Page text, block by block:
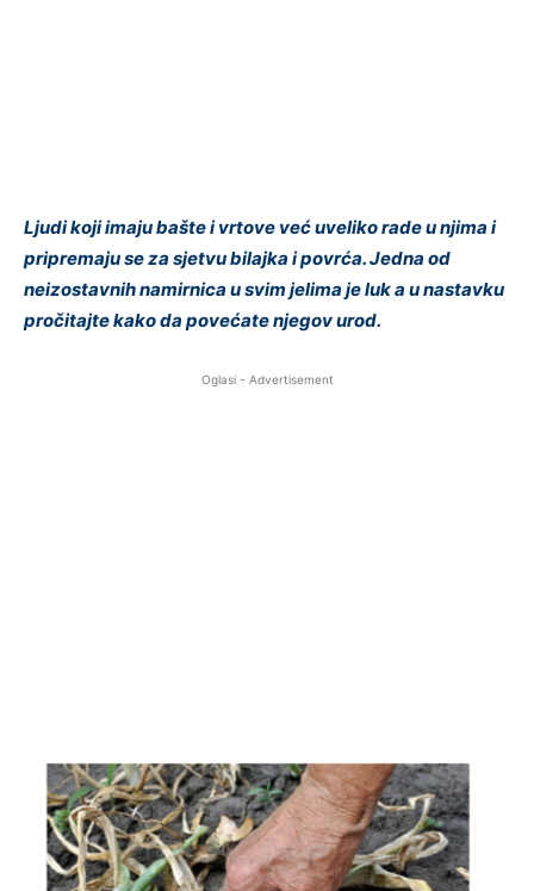
Ljudi koji imaju bašte i vrtove već uveliko rade u njima i
pripremaju se za sjetvu bilajka i povrća. Jedna od
neizostavnih namirnica u svim jelima je luk a u nastavku
pročitajte kako da povećate njegov urod.
Oglasi - Advertisement